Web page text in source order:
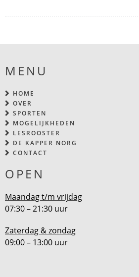
MENU
HOME
OVER
SPORTEN
MOGELIJKHEDEN
LESROOSTER
DE KAPPER NORG
CONTACT
OPEN
Maandag t/m vrijdag
07:30 – 21:30 uur
Zaterdag & zondag
09:00 – 13:00 uur